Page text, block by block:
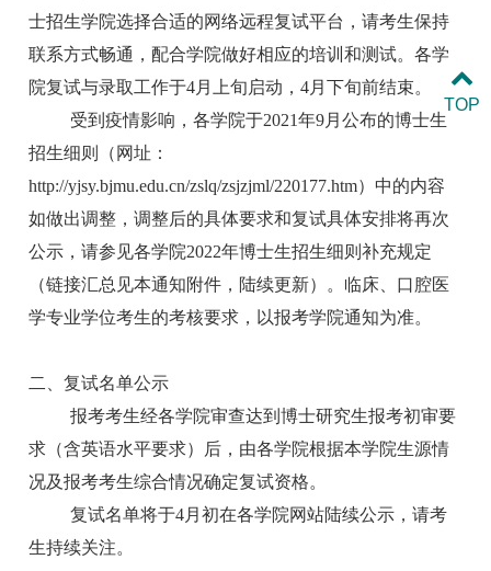
士招生学院选择合适的网络远程复试平台，请考生保持
联系方式畅通，配合学院做好相应的培训和测试。各学
院复试与录取工作于4月上旬启动，4月下旬前结束。
受到疫情影响，各学院于2021年9月公布的博士生
招生细则（网址：
http://yjsy.bjmu.edu.cn/zslq/zsjzjml/220177.htm）中的内容
如做出调整，调整后的具体要求和复试具体安排将再次
公示，请参见各学院2022年博士生招生细则补充规定
（链接汇总见本通知附件，陆续更新）。临床、口腔医
学专业学位考生的考核要求，以报考学院通知为准。
二、复试名单公示
报考考生经各学院审查达到博士研究生报考初审要
求（含英语水平要求）后，由各学院根据本学院生源情
况及报考考生综合情况确定复试资格。
复试名单将于4月初在各学院网站陆续公示，请考
生持续关注。
TOP